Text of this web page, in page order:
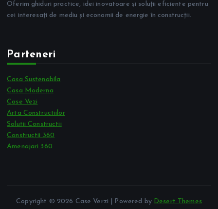
Oferim ghiduri practice, idei inovatoare și soluții eficiente pentru
cei interesați de mediu și economii de energie în construcții.
Parteneri
Casa Sustenabila
Casa Moderna
Case Vezi
Arta Constructiilor
Solutii Constructii
Constructii 360
Amenajari 360
Copyright © 2026 Case Verzi | Powered by Desert Themes